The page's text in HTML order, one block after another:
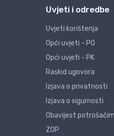
Uvjeti i odredbe
Uvjeti korištenja
Opći uvjeti - PO
Opći uvjeti - PK
Raskid ugovora
Izjava o privatnosti
Izjava o sigurnosti
Obavijest
ZOP